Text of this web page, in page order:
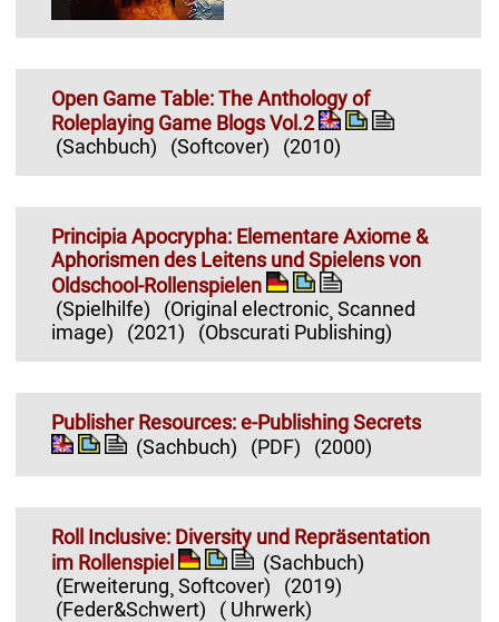
Open Game Table: The Anthology of
Roleplaying Game Blogs Vol.2
(Sachbuch)
(Softcover) (2010)
Principia Apocrypha: Elementare Axiome &
Aphorismen des Leitens und Spielens von
Oldschool-Rollenspielen
(Spielhilfe)
(Original electronic¸ Scanned
image)
(2021) (Obscurati Publishing)
Publisher Resources: e-Publishing Secrets
(Sachbuch)
(PDF) (2000)
Roll Inclusive: Diversity und Repräsentation
im Rollenspiel
(Sachbuch)
(Erweiterung¸ Softcover)
(2019)
(Feder&Schwert)
( Uhrwerk)